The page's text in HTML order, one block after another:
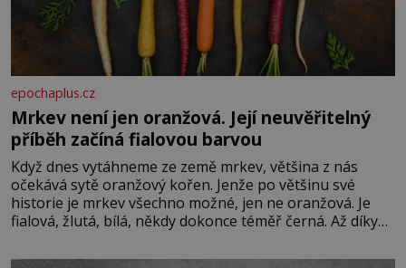
epochaplus.cz
Mrkev není jen oranžová. Její neuvěřitelný
příběh začíná fialovou barvou
Když dnes vytáhneme ze země mrkev, většina z nás
očekává sytě oranžový kořen. Jenže po většinu své
historie je mrkev všechno možné, jen ne oranžová. Je
fialová, žlutá, bílá, někdy dokonce téměř černá. Až díky
bez které si českou zahradu ani nedokážeme představit.